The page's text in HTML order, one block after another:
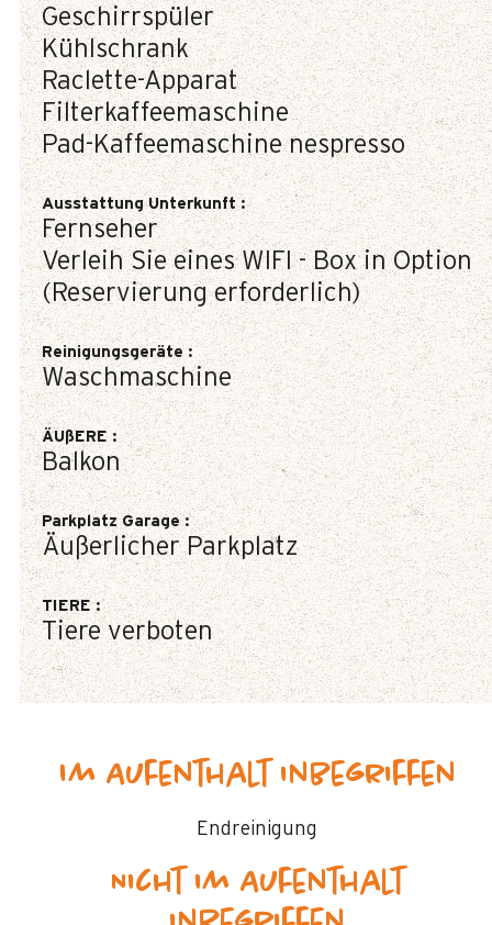
Geschirrspüler
Kühlschrank
Raclette-Apparat
Filterkaffeemaschine
Pad-Kaffeemaschine nespresso
Ausstattung Unterkunft:
Fernseher
Verleih Sie eines WIFI - Box in Option
(Reservierung erforderlich)
Reinigungsgeräte:
Waschmaschine
ÄUßERE :
Balkon
Parkplatz Garage:
Äußerlicher Parkplatz
TIERE:
Tiere verboten
Im Aufenthalt inbegriffen
Endreinigung
Nicht im Aufenthalt